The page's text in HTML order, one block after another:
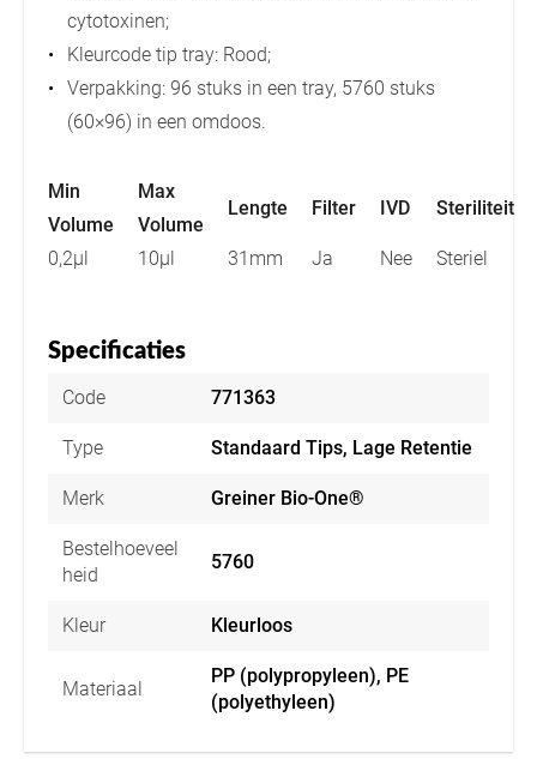
cytotoxinen;
Kleurcode tip tray: Rood;
Verpakking: 96 stuks in een tray, 5760 stuks
(60×96) in een omdoos.
Min
Volume
Max
Volume
Lengte Filter IVD Steriliteit
0,2µl 10µl 31mm Ja Nee Steriel
Specificaties
Code 771363
Type Standaard Tips, Lage Retentie
Merk Greiner Bio-One®
Bestelhoeveel
heid
5760
Kleur Kleurloos
Materiaal
PP (polypropyleen), PE
(polyethyleen)